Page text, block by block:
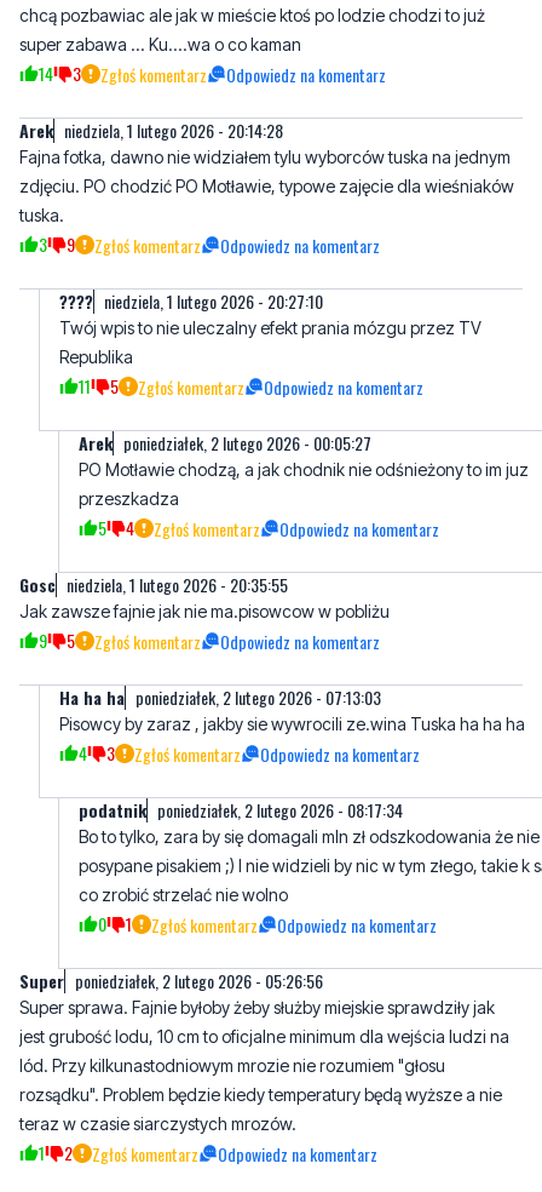
Arek niedziela, 1 lutego 2026 - 20:14:28
Fajna fotka, dawno nie widziałem tylu wyborców tuska na jednym
tuska.
3 9 Zgłoś komentarz Odpowiedz na komentarz
????
Twój wpis to nie uleczalny efekt prania mózgu przez TV
11 5 Zgłoś komentarz Odpowiedz na komentarz
Arek poniedziałek, 2 lutego 2026 - 00:05:27
PO Motławie chodzą, a jak chodnik nie odśnieżony to im juz
5 4 Zgłoś komentarz Odpowiedz na komentarz
niedziela, 1 lutego 2026 - 20:35:55
Jak zawsze fajnie jak nie ma.pisowcow w pobliżu
Ha ha ha poniedziałek, 2 lutego 2026 - 07:13:03
Pisowcy by zaraz , jakby sie wywrocili ze.wina Tuska ha ha ha
podatnik poniedziałek, 2 lutego 2026 - 08:17:34
Bo to tylko, zara by się domagali mln zł odszkodowania że nie
co zrobić strzelać nie wolno
0 1 Zgłoś komentarz Odpowiedz na komentarz
poniedziałek, 2 lutego 2026 - 05:26:56
Super sprawa. Fajnie byłoby żeby służby miejskie sprawdziły jak
lód. Przy kilkunastodniowym mrozie nie rozumiem "głosu
rozsądku". Problem będzie kiedy temperatury będą wyższe a nie
teraz w czasie siarczystych mrozów.
1 2 Zgłoś komentarz Odpowiedz na komentarz
Marcinek poniedziałek, 2 lutego 2026 - 07:12:25
Normy minimalizują ryzyko ale go nie eliminują. Ludzie zdrowi